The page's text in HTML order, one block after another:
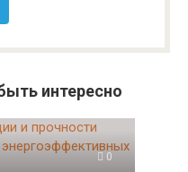
интересно
0